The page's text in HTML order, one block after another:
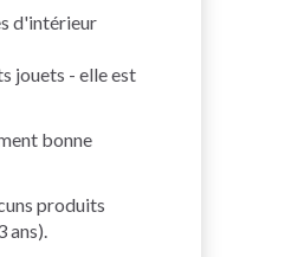
d'intérieur
jouets - elle est
bonne
produits